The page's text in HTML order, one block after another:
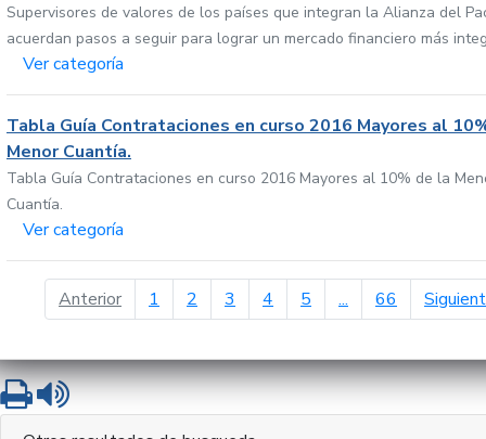
Supervisores de valores de los países que integran la Alianza del
acuerdan pasos a seguir para lograr un mercado financiero más
Ver categoría
Tabla Guía Contrataciones en curso 2016 Mayores al
Menor Cuantía.
Tabla Guía Contrataciones en curso 2016 Mayores al 10% de la
Cuantía.
Ver categoría
Anteriorpágina anterior
1 2 3 4 5 ... 66
ImprimirLeer contenido